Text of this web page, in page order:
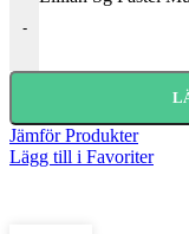
-
Jämför Produkter
Lägg till i Favoriter